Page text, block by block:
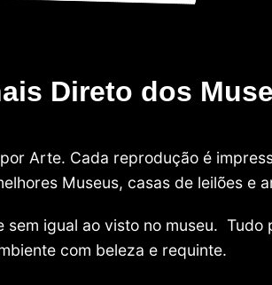
Direto dos
Arte. Cada reprodução é
Museus, casas de leilões e
igual ao visto no museu.
com beleza e requinte.